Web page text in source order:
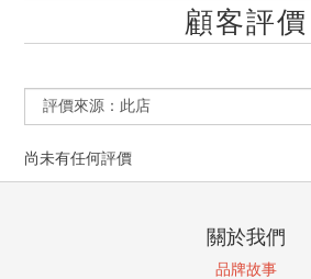
顧客評價
尚未有任何評價
關於我們
品牌故事